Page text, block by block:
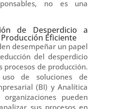
no es una
de Desperdicio a
Eficiente
desempeñar un papel
del desperdicio
procesos de producción.
de soluciones de
(BI) y Analítica
organizaciones pueden